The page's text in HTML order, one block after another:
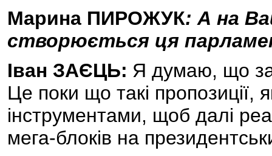
Марина ПИРОЖУК: А на
створюється ця
Іван ЗАЄЦЬ: Я думаю, що
Це поки що такі пропозиції,
інструментами, щоб далі
мега-блоків на